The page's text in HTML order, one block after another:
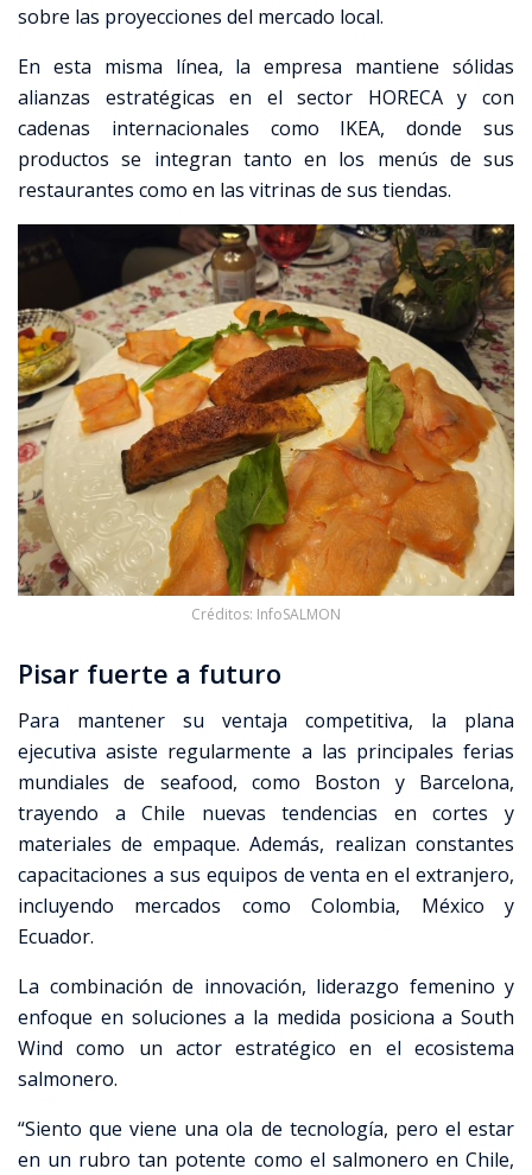
sobre las proyecciones del mercado local.
En esta misma línea, la empresa mantiene sólidas
alianzas estratégicas en el sector HORECA y con
cadenas internacionales como IKEA, donde sus
productos se integran tanto en los menús de sus
restaurantes como en las vitrinas de sus tiendas.
Créditos: InfoSALMON
Pisar fuerte a futuro
Para mantener su ventaja competitiva, la plana
ejecutiva asiste regularmente a las principales ferias
mundiales de seafood, como Boston y Barcelona,
trayendo a Chile nuevas tendencias en cortes y
materiales de empaque. Además, realizan constantes
capacitaciones a sus equipos de venta en el extranjero,
incluyendo mercados como Colombia, México y
Ecuador.
La combinación de innovación, liderazgo femenino y
enfoque en soluciones a la medida posiciona a South
Wind como un actor estratégico en el ecosistema
salmonero.
“Siento que viene una ola de tecnología, pero el estar
en un rubro tan potente como el salmonero en Chile,